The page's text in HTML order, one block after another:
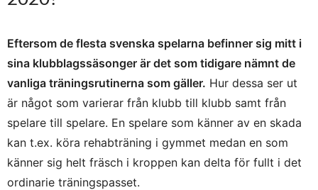
Eftersom de flesta svenska spelarna befinner sig mitt i
sina klubblagssäsonger är det som tidigare nämnt de
vanliga träningsrutinerna som gäller. Hur dessa ser ut
är något som varierar från klubb till klubb samt från
spelare till spelare. En spelare som känner av en skada
kan t.ex. köra rehabträning i gymmet medan en som
känner sig helt fräsch i kroppen kan delta för fullt i det
ordinarie träningspasset.